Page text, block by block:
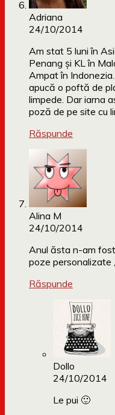
Adriana
24/10/2014
Am stat 5 luni în
Penang şi KL în
Ampat în
apucă o poftă de
limpede. Dar iarna
poză de pe site cu
Răspunde
Alina M
24/10/2014
Anul ăsta n-am
poze personalizate
Răspunde
Dollo
24/10/2014
Le pui 🙂